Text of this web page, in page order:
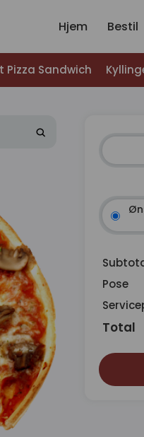
Hjem Bestil
Pizza Sandwich
Pose
Total